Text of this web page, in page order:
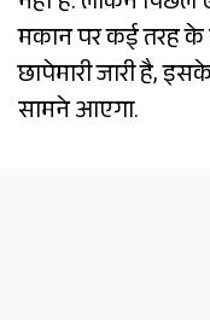
मकान पर कई तरह के
छापेमारी जारी है,
सामने आएगा.